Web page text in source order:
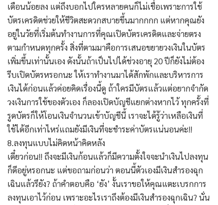
เดือนน้อยลง แต่ถึงบอกไปใครหลายคนก็ไม่เชื่อเพราะการใช้
บัตรเครดิตช่วยให้ชีวิตสะดวกสบายขึ้นมากกกก แต่หากคุณยัง
อยู่ในวัยที่เริ่มต้นทำงานการที่คุณเปิดบัตรเครดิตและจ่ายตรง
ตามกำหนดทุกครั้ง สิ่งที่ตามมาคือการเสนอขยายวงเงินในบัตร
เพิ่มขึ้นเท่านั้นเอง ดังนั้นถ้าเป็นไปได้ช่วงอายุ 20 ปีก็ยังไม่ต้อง
รีบเปิดบัตรหรอกนะ ให้เราทำงานมาได้สักพักและบริหารการ
เงินได้ก่อนแล้วค่อยคิดเรื่องนี้ดู ถ้าใครมีบัตรแล้วแต่อยากจำกัด
วงเงินการใช้ของตัวเอง ก็ลองเปิดบัญชีแยกต่างหากไว้ ทุกครั้งที่
รูดบัตรก็ให้โอนเงินจำนวนเข้าบัญชีนี้ เราจะได้รู้ว่าเหลือเงินที่
ใช้ได้อีกเท่าไหร่แถมยังมีเงินที่จะชำระค่าบัตรแน่นอนค่ะ!!
8.ลงทุนแบบไม่คิดหน้าคิดหลัง
เดี๋ยวก่อน!! ถึงจะมีเงินก้อนแล้วก็มีความตั้งใจจะนำเงินไปลงทุน
ก็ดีอยู่หรอกนะ แต่ขอถามก่อนว่า ตอนนี้ตัวเองมีเงินสำรองฉุก
เฉินแล้วรึยัง? ถ้าคำตอบคือ ‘ยัง’ งั้นเราขอให้คุณแตะเบรกการ
ลงทุนเอาไว้ก่อน เพราะอะไรเราถึงต้องมีเงินสำรองฉุกเฉิน? นั่น